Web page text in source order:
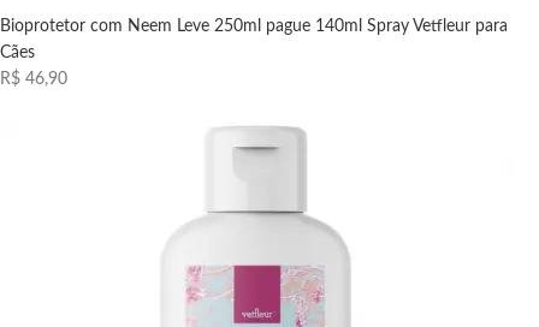
Bioprotetor com Neem Leve 250ml pague 140ml Spray Vetfleur para
Cães
R$ 46,90